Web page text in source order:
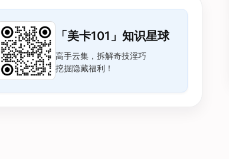
「美卡101」知识星球
高手云集，拆解奇技淫巧
挖掘隐藏福利！